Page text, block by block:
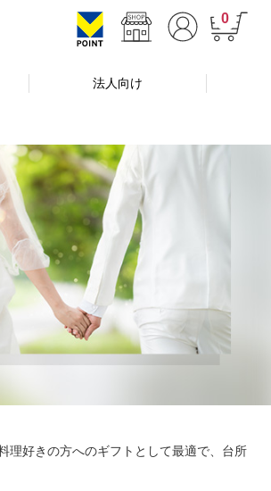
0
法人向け
理好きの方へのギフトとして最適で、台所